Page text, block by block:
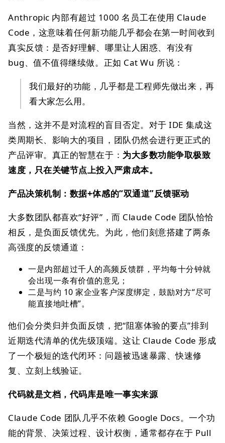
Anthropic 内部有超过 1000 名员工在使用 Claude
Code，这意味着任何新功能几乎都会在第一时间收到
真实反馈：是否好理解、哪里让人困惑、有没有
bug、值不值得继续做。正如 Cat Wu 所说：
我们最好的功能，几乎都是工程师先做出来，再
看大家怎么用。
当然，这并不是对流程的盲目否定。对于 IDE 集成这
类周期长、影响大的项目，团队仍然会进行更正式的
产品评审。真正的智慧在于： 为大多数功能争取极致
速度，只在关键节点上投入严肃成本。
产品决策机制：数据+体感的“双通道”反馈驱动
大多数团队都喜欢“好评”，而 Claude Code 团队恰恰
相反，是负面反馈优先。为此，他们刻意搭建了两条
高强度的反馈通道：
一是内部超过千人的高频反馈群，平均每十分钟就
会出现一条有价值的意见；
二是与约 10 家企业客户深度绑定，鼓励对方“尽可
能直接地吐槽”。
他们会分类归并负面反馈，把“阻塞体验的要点”排到
近期迭代清单的优先级顶端。这让 Claude Code 形成
了一个极短的迭代闭环：问题被迅速暴露、快速修
复、立刻上线验证。
代码就是文档，代码库是唯一事实来源
Claude Code 团队几乎不依赖 Google Docs。一个功
能的背景、决策过程、设计权衡，通常都存在于 Pull